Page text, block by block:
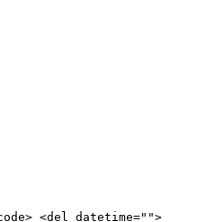
<del datetime="">